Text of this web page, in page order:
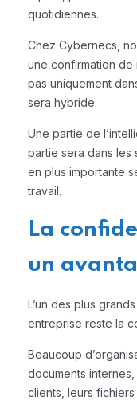
quotidiennes.
Chez Cybernecs,
une confirmation de
pas uniquement
sera hybride.
Une partie de
partie sera dans les
en plus importante
travail.
La
un
L’un des plus
entreprise reste la
Beaucoup
documents
clients, leurs